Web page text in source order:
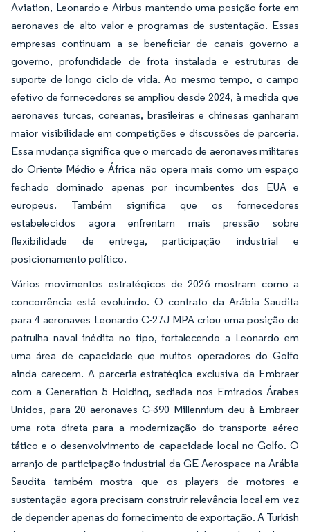
Aviation, Leonardo e Airbus mantendo uma posição forte em
aeronaves de alto valor e programas de sustentação. Essas
empresas continuam a se beneficiar de canais governo a
governo, profundidade de frota instalada e estruturas de
suporte de longo ciclo de vida. Ao mesmo tempo, o campo
efetivo de fornecedores se ampliou desde 2024, à medida que
aeronaves turcas, coreanas, brasileiras e chinesas ganharam
maior visibilidade em competições e discussões de parceria.
Essa mudança significa que o mercado de aeronaves militares
do Oriente Médio e África não opera mais como um espaço
fechado dominado apenas por incumbentes dos EUA e
europeus. Também significa que os fornecedores
estabelecidos agora enfrentam mais pressão sobre
flexibilidade de entrega, participação industrial e
posicionamento político.
Vários movimentos estratégicos de 2026 mostram como a
concorrência está evoluindo. O contrato da Arábia Saudita
para 4 aeronaves Leonardo C-27J MPA criou uma posição de
patrulha naval inédita no tipo, fortalecendo a Leonardo em
uma área de capacidade que muitos operadores do Golfo
ainda carecem. A parceria estratégica exclusiva da Embraer
com a Generation 5 Holding, sediada nos Emirados Árabes
Unidos, para 20 aeronaves C-390 Millennium deu à Embraer
uma rota direta para a modernização do transporte aéreo
tático e o desenvolvimento de capacidade local no Golfo. O
arranjo de participação industrial da GE Aerospace na Arábia
Saudita também mostra que os players de motores e
sustentação agora precisam construir relevância local em vez
de depender apenas do fornecimento de exportação. A Turkish